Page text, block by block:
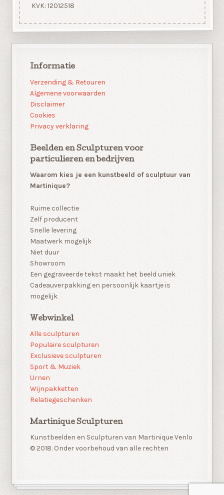
KVK: 12012518
Informatie
Verzending & Retouren
Algemene voorwaarden
Disclaimer
Cookies
Privacy verklaring
Beelden en Sculpturen voor
particulieren en bedrijven
Waarom kies je een kunstbeeld of sculptuur van
Martinique?
Ruime collectie
Zelf producent
Snelle levering
Maatwerk mogelijk
Niet duur
Showroom
Een gegraveerde tekst maakt het beeld uniek
Cadeauverpakking en persoonlijk kaartje is
mogelijk
Webwinkel
Alle sculpturen
Populaire sculpturen
Exclusieve sculpturen
Sport & Muziek
Urnen
Wijnpakketten
Relatiegeschenken
Martinique Sculpturen
Kunstbeelden en Sculpturen van Martinique Venlo
© 2018. Onder voorbehoud van alle rechten